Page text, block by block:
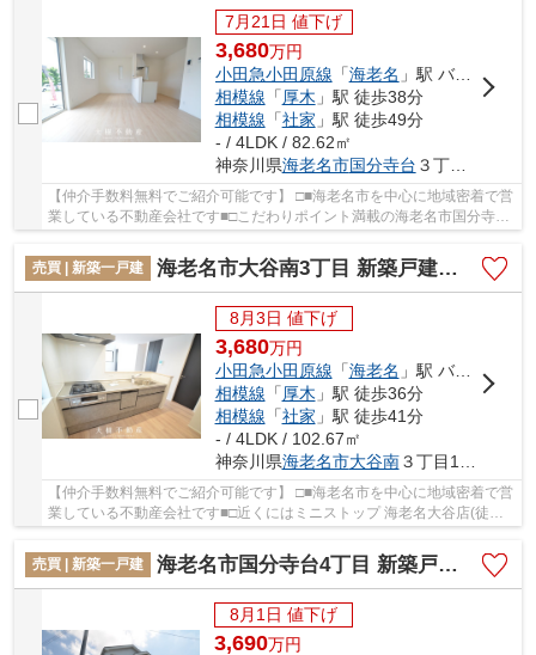
7月21日 値下げ
3,680万円
小田急小田原線 「海老名 」駅 バス16分 「国分寺台第7」 停歩2分
相模線 「厚木 」駅 徒歩38分
相模線 「社家 」駅 徒歩49分
- / 4LDK / 82.62㎡
神奈川県海老名市国分寺台 ３丁目2-22
【仲介手数料無料でご紹介可能です】 □■海老名市を中心に地域密着で営
業している不動産会社です■□こだわりポイント満載の海老名市国分寺台
売買 | 新築一戸建
海老名市大谷南3丁目 新築戸建て 全3棟【仲介手数料無料】
8月3日 値下げ
3,680万円
小田急小田原線 「海老名 」駅 バス7分 「杉久保入口」 停歩5分
相模線 「厚木 」駅 徒歩36分
相模線 「社家 」駅 徒歩41分
- / 4LDK / 102.67㎡
神奈川県海老名市大谷南３丁目10-6
【仲介手数料無料でご紹介可能です】 □■海老名市を中心に地域密着で営
業している不動産会社です■□近くにはミニストップ 海老名大谷店(徒歩5
売買 | 新築一戸建
海老名市国分寺台4丁目 新築戸建て 全2棟【仲介手数料無料】
8月1日 値下げ
3,690万円